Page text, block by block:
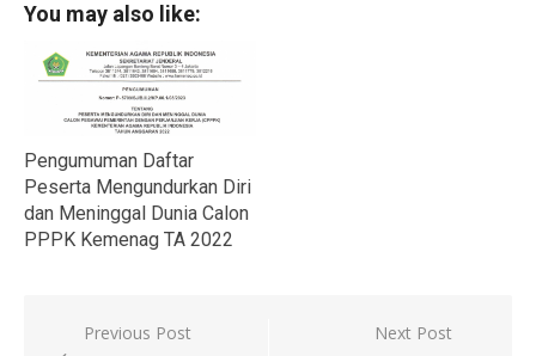
You may also like:
Pengumuman Daftar
Peserta Mengundurkan Diri
dan Meninggal Dunia Calon
PPPK Kemenag TA 2022
Navigasi
Previous Post Next Post